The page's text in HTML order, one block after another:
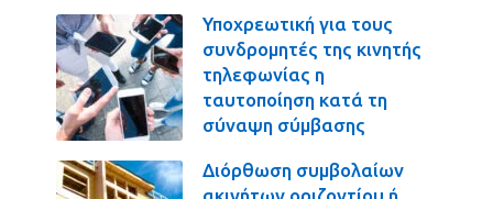
Υποχρεωτική για τους
συνδρομητές της κινητής
τηλεφωνίας η
ταυτοποίηση κατά τη
σύναψη σύμβασης
Διόρθωση συμβολαίων